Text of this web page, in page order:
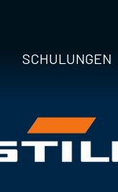
SCHULUNGEN